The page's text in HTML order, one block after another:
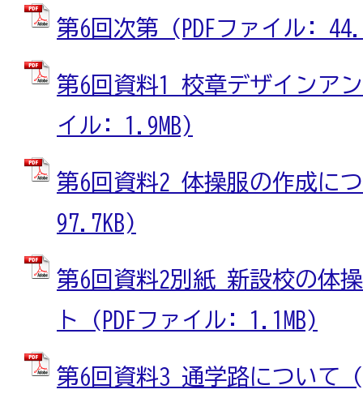
第6回次第 (PDFファイル:
第6回資料1 校章デザインア
イル: 1.9MB)
第6回資料2 体操服の作成に
97.7KB)
第6回資料2別紙 新設校の体
ト (PDFファイル: 1.1MB)
第6回資料3 通学路について